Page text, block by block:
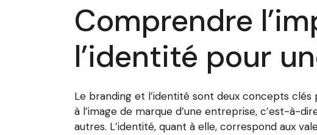
Comprendre
l’identité pour
Le branding et l’identité sont deux concepts
à l’image de marque d’une entreprise, c’est-à-
autres. L’identité, quant à elle, correspond aux